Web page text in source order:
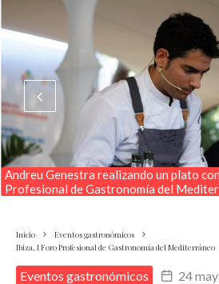
Andreu Genestra realizando un plato
Profesional de Gastronomía del
Inicio
Eventos gastronómicos
Ibiza, I Foro Profesional de Gastronomía del Mediterráneo
Eventos gastronómicos
24